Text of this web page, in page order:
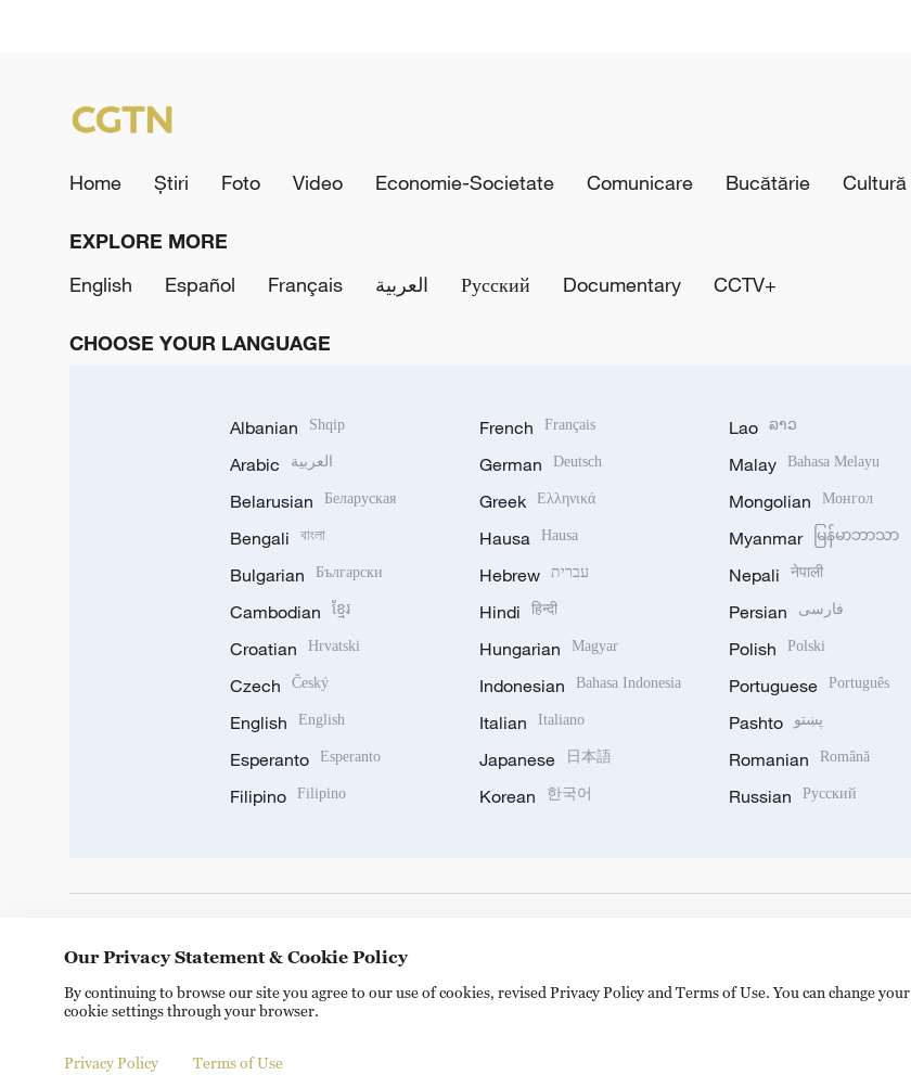
Home Știri Foto Video Economie-Societate Comunicare Bucătărie Cultură
EXPLORE MORE
English
Español Français العربية Русский Documentary CCTV+
CHOOSE YOUR LANGUAGE
Albanian Shqip
Arabic العربية
Belarusian Беларуская
Bengali বাংলা
Bulgarian Български
Cambodian ខ្មែរ
Croatian Hrvatski
Czech Český
English English
Esperanto Esperanto
Filipino Filipino
French Français
German Deutsch
Greek Ελληνικά
Hausa Hausa
Hebrew עברית
Hindi हिन्दी
Hungarian Magyar
Indonesian Bahasa Indonesia
Italian Italiano
Japanese 日本語
Korean 한국어
Lao ລາວ
Malay Bahasa Melayu
Mongolian Монгол
Myanmar မြန်မာဘာသာ
Nepali नेपाली
Persian فارسی
Polish Polski
Portuguese Português
Pashto پښتو
Romanian Română
Russian Русский
Copyright © 2024 CGTN. 京ICP备20000184号
Our Privacy Statement & Cookie Policy
By continuing to browse our site you agree to our use of cookies, revised Privacy Policy and Terms of Use. You can change your
cookie settings through your browser.
Privacy Policy Terms of Use